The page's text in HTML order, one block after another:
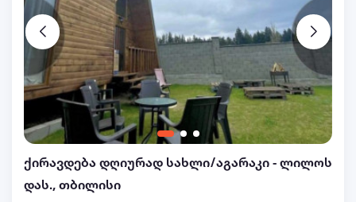
ქირავდება დღიურად სახლი/აგარაკი - ლილოს
დას., თბილისი